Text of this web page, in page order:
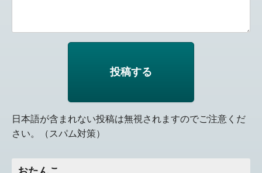
日本語が含まれない投稿は無視されますのでご注意くだ
さい。（スパム対策）